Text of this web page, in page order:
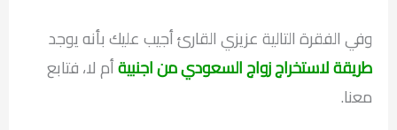
وفي الفقرة التالية عزيزي القارئ أجيب عليك بأنه يوجد
طريقة لاستخراج زواج السعودي من اجنبيةأم لا، فتابع
معنا.